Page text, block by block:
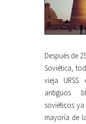
Después de
Soviética,
vieja URSS
antiguos
soviéticos
mayoría de